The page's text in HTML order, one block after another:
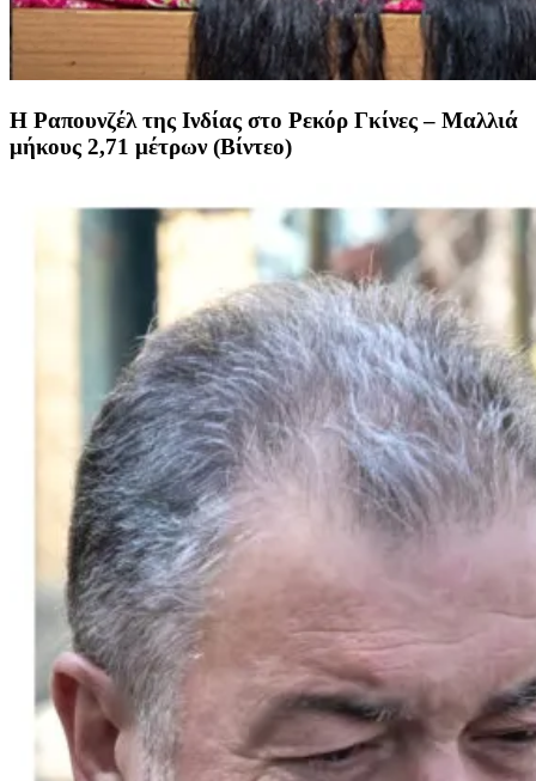
Η Ραπουνζέλ της Ινδίας στο Ρεκόρ Γκίνες – Μαλλιά
μήκους 2,71 μέτρων (Βίντεο)